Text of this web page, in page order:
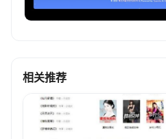
相关推荐